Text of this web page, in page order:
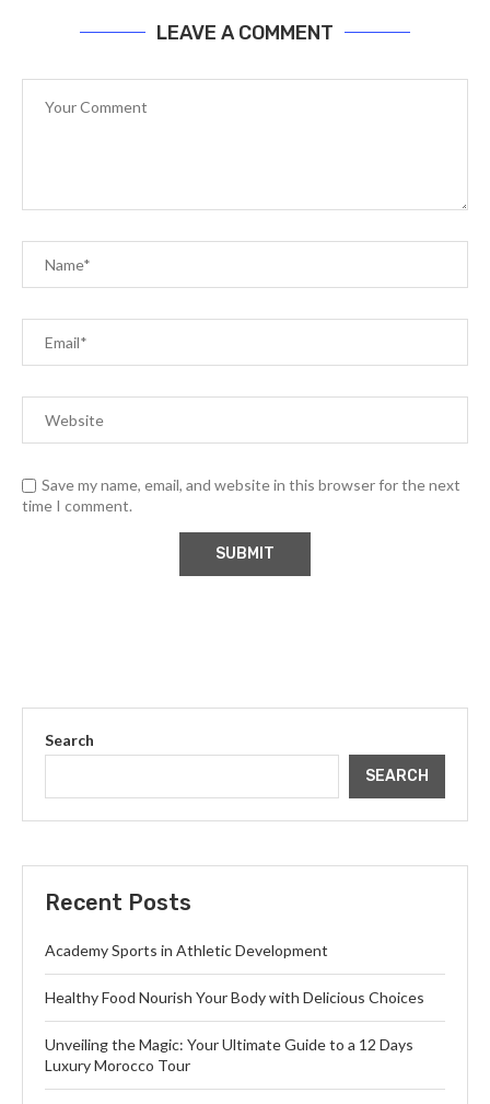
LEAVE A COMMENT
Save my name, email, and website in this browser for the next
time I comment.
Search
SEARCH
Recent Posts
Academy Sports in Athletic Development
Healthy Food Nourish Your Body with Delicious Choices
Unveiling the Magic: Your Ultimate Guide to a 12 Days
Luxury Morocco Tour